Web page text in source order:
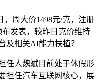
周大价1498元/克，注册
发表，较昨日克价维持
及相关AI能力扶植？
人魏斌目前处于休假形
担任汽车互联网核心，展